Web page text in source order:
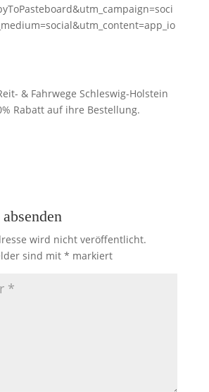
& Fahrwege Schleswig-Holstein
Rabatt auf ihre Bestellung.
wird nicht veröffentlicht.
sind mit * markiert